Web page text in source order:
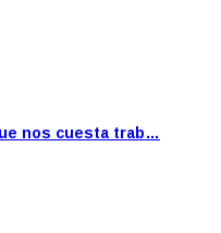
nos cuesta trab…